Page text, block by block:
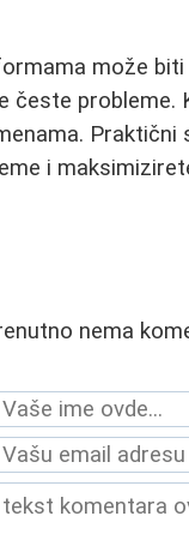
može
česte probleme.
i
nema